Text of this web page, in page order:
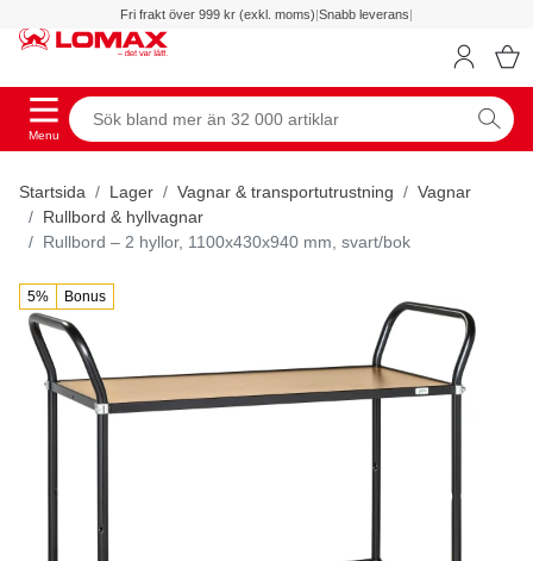
Fri frakt över 999 kr (exkl. moms)|Snabb leverans|
Menu
Startsida Lager Vagnar & transportutrustning
Vagnar
Rullbord & hyllvagnar
Rullbord – 2 hyllor, 1100x430x940 mm, svart/bok
5% Bonus